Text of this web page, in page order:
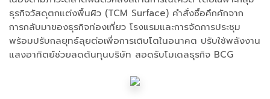
ธุรกิจวัสดุตกแต่งพื้นผิว (TCM Surface) คำสั่งซื้อคึกคักจาก
การกลับมาของธุรกิจท่องเที่ยว โรงแรมและการจัดการประชุม
พร้อมปรับกลยุทธ์ลุยต่อเพื่อการเติบโตในอนาคต ปรับใช้พลังงาน
แสงอาทิตย์ช่วยลดต้นทุนบริษัท สอดรับโมเดลธุรกิจ BCG